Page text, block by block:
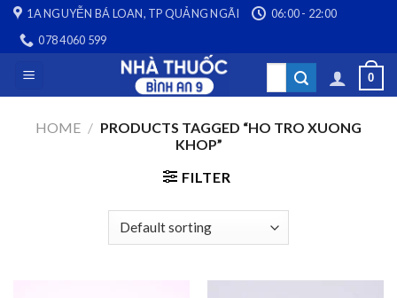
Skip
content
1A NGUYỄN BÁ LOAN, TP QUẢNG NGÃI
06:00 - 22:00
078 4060 599
Search
0
HOME / PRODUCTS TAGGED “HO TRO XUONG
KHOP”
FILTER